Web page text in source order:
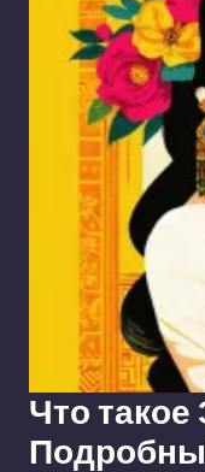
Что такое